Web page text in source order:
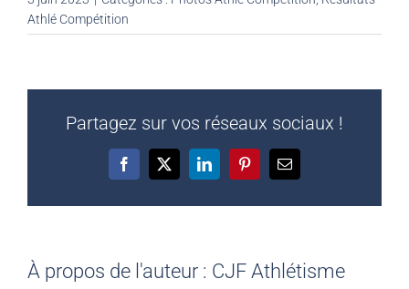
Athlé Compétition
Partagez sur vos réseaux sociaux !
Facebook
X LinkedInPinterestEmail
À propos de l'auteur : CJF Athlétisme